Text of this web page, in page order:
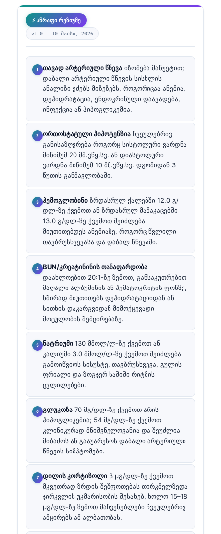
⚡ სწრაფი რეზიუმე
v1.0 — 10 მაისი, 2026
თავად არტერიული წნევა იზომება მანჟეტით;
დაბალი არტერიული წნევის სისხლის
ანალიზი ეძებს მიზეზებს, როგორიცაა ანემია,
დეჰიდრატაცია, ენდოკრინული დაავადება,
ინფექცია ან ჰიპოგლიკემია.
ორთოსტატული ჰიპოტენზია ჩვეულებრივ
განისაზღვრება როგორც სისტოლური ვარდნა
მინიმუმ 20 მმ.ვწყ.სვ. ან დიასტოლური
ვარდნა მინიმუმ 10 მმ.ვწყ.სვ. დგომიდან 3
წუთის განმავლობაში.
ჰემოგლობინი ზრდასრულ ქალებში 12.0 გ/
დლ-ზე ქვემოთ ან ზრდასრულ მამაკაცებში
13.0 გ/დლ-ზე ქვემოთ შეიძლება
მიუთითებდეს ანემიაზე, როგორც წვლილი
თავბრუსხვევასა და დაბალ წნევაში.
BUN/კრეატინინის თანაფარდობა
დაახლოებით 20:1-ზე ზემოთ, განსაკუთრებით
მაღალი ალბუმინის ან ჰემატოკრიტის ფონზე,
ხშირად მიუთითებს დეჰიდრატაციიდან ან
სითხის დაკარგვიდან მიმოქცევადი
მოცულობის შემცირებაზე.
ნატრიუმი 130 მმოლ/ლ-ზე ქვემოთ ან
კალიუმი 3.0 მმოლ/ლ-ზე ქვემოთ შეიძლება
გამოიწვიოს სისუსტე, თავბრუსხვევა, გულის
ფრიალი და ზოგჯერ საშიში რიტმის
ცვლილებები.
გლუკოზა 70 მგ/დლ-ზე ქვემოთ არის
ჰიპოგლიკემია; 54 მგ/დლ-ზე ქვემოთ
კლინიკურად მნიშვნელოვანია და შეუძლია
მიბაძოს ან გააუარესოს დაბალი არტერიული
წნევის სიმპტომები.
დილის კორტიზოლი 3 µგ/დლ-ზე ქვემოთ
მკვეთრად ზრდის შეშფოთებას თირკმელზედა
ჯირკვლის უკმარისობის შესახებ, ხოლო 15–18
µგ/დლ-ზე ზემოთ მაჩვენებლები ჩვეულებრივ
ამცირებს ამ ალბათობას.